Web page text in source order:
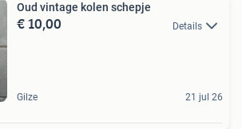
Oud vintage kolen schepje
€ 10,00 Details
Gilze 21 jul 26